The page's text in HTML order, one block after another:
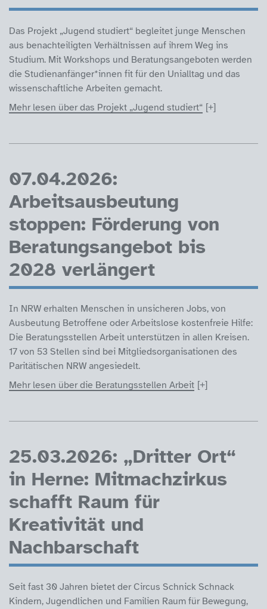
Das Projekt „Jugend studiert“ begleitet junge Menschen
aus benachteiligten Verhältnissen auf ihrem Weg ins
Studium. Mit Workshops und Beratungsangeboten werden
die Studienanfänger*innen fit für den Unialltag und das
wissenschaftliche Arbeiten gemacht.
Mehr lesen über das Projekt „Jugend studiert“
07.04.2026:
Arbeitsausbeutung
stoppen: Förderung von
Beratungsangebot bis
2028 verlängert
In NRW erhalten Menschen in unsicheren Jobs, von
Ausbeutung Betroffene oder Arbeitslose kostenfreie Hilfe:
Die Beratungsstellen Arbeit unterstützen in allen Kreisen.
17 von 53 Stellen sind bei Mitgliedsorganisationen des
Paritätischen NRW angesiedelt.
Mehr lesen über die Beratungsstellen Arbeit
25.03.2026: „Dritter Ort“
in Herne: Mitmachzirkus
schafft Raum für
Kreativität und
Nachbarschaft
Seit fast 30 Jahren bietet der Circus Schnick Schnack
Kindern, Jugendlichen und Familien Raum für Bewegung,